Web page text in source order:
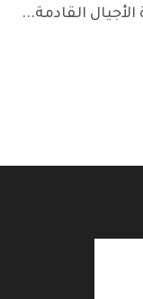
القادمة...
الوطنية